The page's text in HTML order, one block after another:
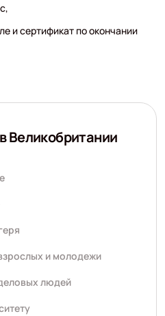
и сертификат по окончании
Великобритании
и молодежи
людей